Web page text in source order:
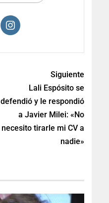
Siguiente
Lali Espósito se
defendió y le respondió
a Javier Milei: «No
necesito tirarle mi CV a
nadie»